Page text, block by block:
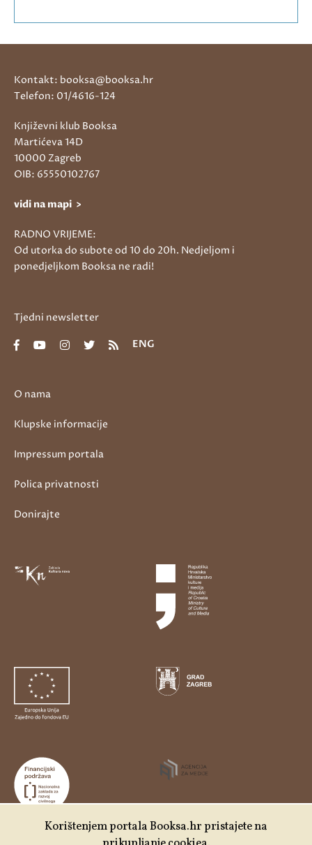
O nama
Klupske informacije
Impressum portala
Polica privatnosti
Donirajte
Kontakt: booksa@booksa.hr
Telefon: 01/4616-124
Književni klub Booksa
Martićeva 14D
10000 Zagreb
OIB: 65550102767
vidi na mapi >
RADNO VRIJEME:
Od utorka do subote od 10 do 20h. Nedjeljom i
ponedjeljkom Booksa ne radi!
Tjedni newsletter
ENG
Korištenjem portala Booksa.hr pristajete na